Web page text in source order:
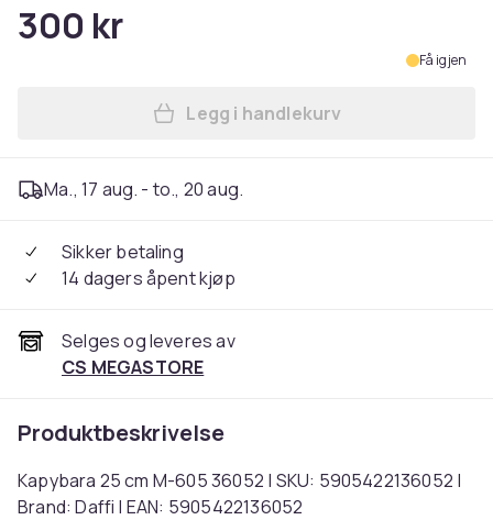
300 kr
Få igjen
Legg Kapybara 25 cm M-
Legg i handlekurv
Ma., 17 aug. - to., 20 aug.
Sikker betaling
14 dagers åpent kjøp
Selges og leveres av
CS MEGASTORE
Produktbeskrivelse
Kapybara 25 cm M-605 36052 | SKU: 5905422136052 |
Brand: Daffi | EAN: 5905422136052